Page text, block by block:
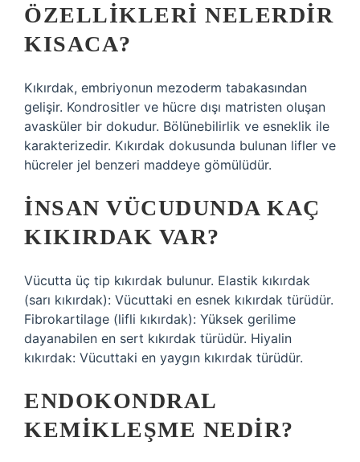
ÖZELLIKLERI NELERDIR
KISACA?
Kıkırdak, embriyonun mezoderm tabakasından
gelişir. Kondrositler ve hücre dışı matristen oluşan
avasküler bir dokudur. Bölünebilirlik ve esneklik ile
karakterizedir. Kıkırdak dokusunda bulunan lifler ve
hücreler jel benzeri maddeye gömülüdür.
İNSAN VÜCUDUNDA KAÇ
KIKIRDAK VAR?
Vücutta üç tip kıkırdak bulunur. Elastik kıkırdak
(sarı kıkırdak): Vücuttaki en esnek kıkırdak türüdür.
Fibrokartilage (lifli kıkırdak): Yüksek gerilime
dayanabilen en sert kıkırdak türüdür. Hiyalin
kıkırdak: Vücuttaki en yaygın kıkırdak türüdür.
ENDOKONDRAL
KEMIKLEŞME NEDIR?